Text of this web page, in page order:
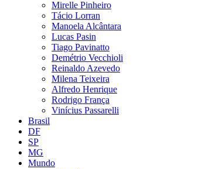
Mirelle Pinheiro
Tácio Lorran
Manoela Alcântara
Lucas Pasin
Tiago Pavinatto
Demétrio Vecchioli
Reinaldo Azevedo
Milena Teixeira
Alfredo Henrique
Rodrigo França
Vinícius Passarelli
Brasil
DF
SP
MG
Mundo